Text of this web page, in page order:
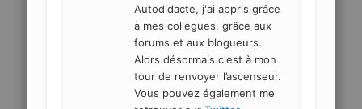
Autodidacte, j'ai appris grâce
à mes collègues, grâce aux
forums et aux blogueurs.
Alors désormais c'est à mon
tour de renvoyer l’ascenseur.
Vous pouvez également me